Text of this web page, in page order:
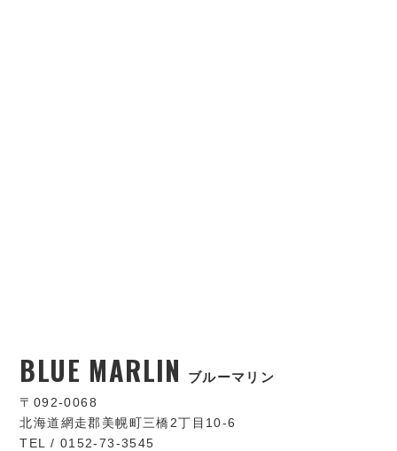
BLUE MARLIN ブルーマリン
〒092-0068
北海道網走郡美幌町三橋2丁目10-6
TEL / 0152-73-3545